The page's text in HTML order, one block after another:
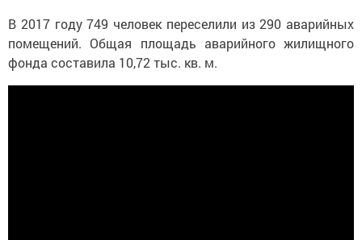
В 2017 году 749 человек переселили из 290 аварийных
помещений. Общая площадь аварийного жилищного
фонда составила 10,72 тыс. кв. м.